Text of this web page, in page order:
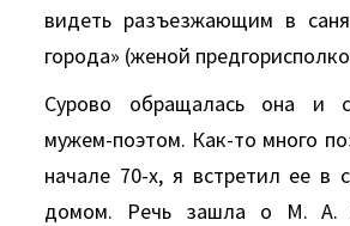
видеть разъезжающим в
города» (женой
Сурово обращалась она и
мужем-поэтом. Как-то много
начале 70-х, я встретил ее в
домом. Речь зашла о М. А.